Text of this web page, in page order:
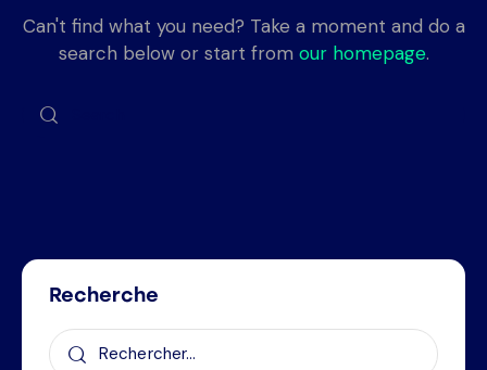
Can't find what you need? Take a moment and do a
search below or start from our homepage.
Recherche